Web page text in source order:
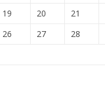
19 20 21
26 27 28